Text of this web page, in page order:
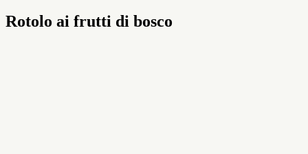
Rotolo ai frutti di bosco